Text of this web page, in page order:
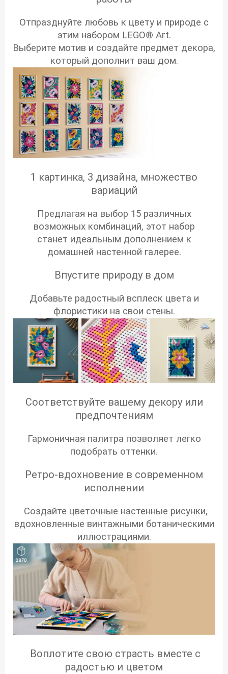
Отпразднуйте любовь к цвету и природе с
этим набором LEGO® Art.
Выберите мотив и создайте предмет декора,
который дополнит ваш дом.
1 картинка, 3 дизайна, множество
вариаций
Предлагая на выбор 15 различных
возможных комбинаций, этот набор
станет идеальным дополнением к
домашней настенной галерее.
Впустите природу в дом
Добавьте радостный всплеск цвета и
флористики на свои стены.
Соответствуйте вашему декору или
предпочтениям
Гармоничная палитра позволяет легко
подобрать оттенки.
Ретро-вдохновение в современном
исполнении
Создайте цветочные настенные рисунки,
вдохновленные винтажными ботаническими
иллюстрациями.
Воплотите свою страсть вместе с
радостью и цветом